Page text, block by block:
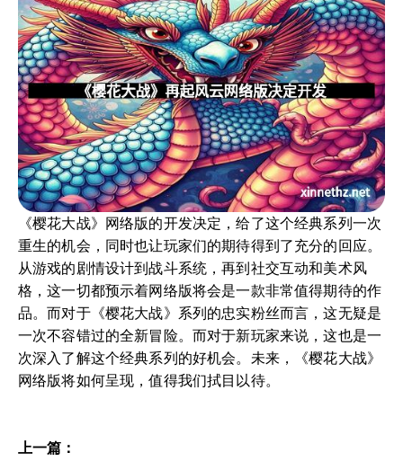
《樱花大战》网络版的开发决定，给了这个经典系列一次
重生的机会，同时也让玩家们的期待得到了充分的回应。
从游戏的剧情设计到战斗系统，再到社交互动和美术风
格，这一切都预示着网络版将会是一款非常值得期待的作
品。而对于《樱花大战》系列的忠实粉丝而言，这无疑是
一次不容错过的全新冒险。而对于新玩家来说，这也是一
次深入了解这个经典系列的好机会。未来，《樱花大战》
网络版将如何呈现，值得我们拭目以待。
上一篇：